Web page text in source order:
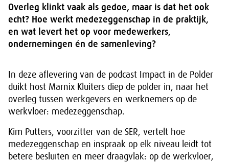
Overleg klinkt vaak als gedoe, maar is dat het ook
echt? Hoe werkt medezeggenschap in de praktijk,
en wat levert het op voor medewerkers,
ondernemingen én de samenleving?
In deze aflevering van de podcast Impact in de Polder
duikt host Marnix Kluiters diep de polder in, naar het
overleg tussen werkgevers en werknemers op de
werkvloer: medezeggenschap.
Kim Putters, voorzitter van de SER, vertelt hoe
medezeggenschap en inspraak op elk niveau leidt tot
betere besluiten en meer draagvlak: op de werkvloer,